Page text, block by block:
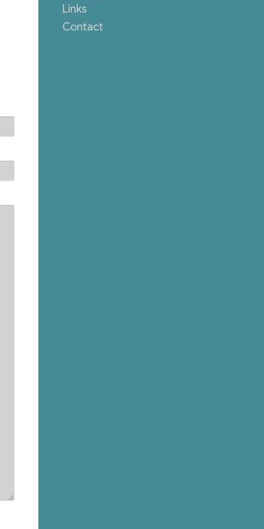
Links
Contact